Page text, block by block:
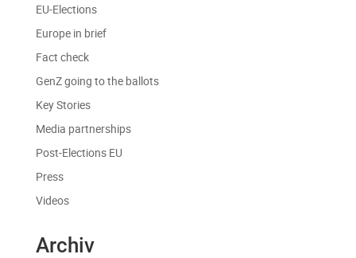
EU-Elections
Europe in brief
Fact check
GenZ going to the ballots
Key Stories
Media partnerships
Post-Elections EU
Press
Videos
Archiv